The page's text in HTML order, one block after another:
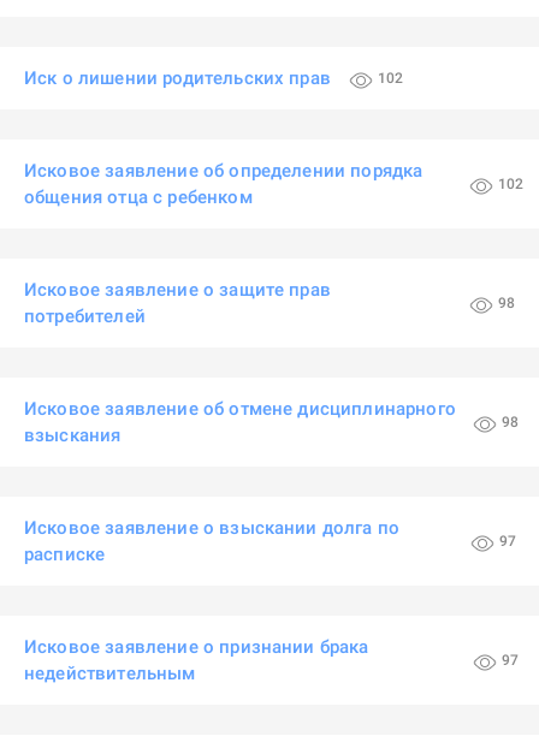
Иск о лишении родительских прав 102
Исковое заявление об определении порядка
общения отца с ребенком
102
Исковое заявление о защите прав
потребителей
98
Исковое заявление об отмене дисциплинарного
взыскания
98
Исковое заявление о взыскании долга по
расписке
97
Исковое заявление о признании брака
недействительным
97